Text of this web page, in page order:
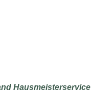
Hausmeisterservice